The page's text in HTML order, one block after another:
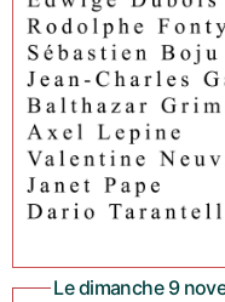
Le dimanche 9